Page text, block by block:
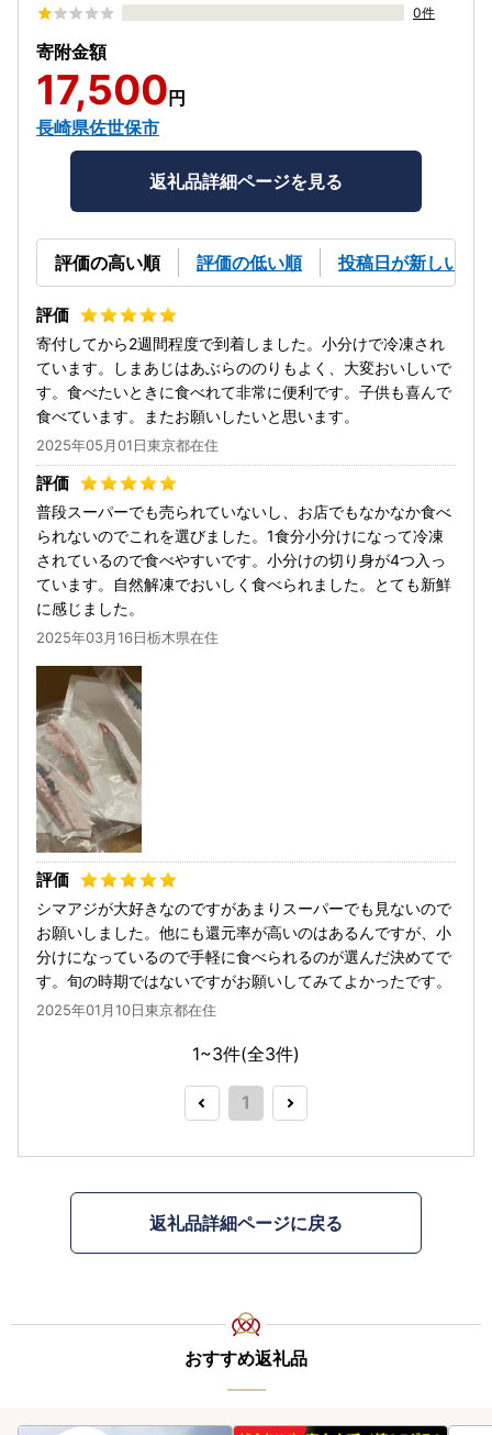
0件
寄附金額
17,500 円
長崎県佐世保市
返礼品詳細ページを見る
評価の高い順 評価の低い順 投稿日が新しい順
寄付してから2週間程度で到着しました。小分けで冷凍され
ています。しまあじはあぶらののりもよく、大変おいしいで
す。食べたいときに食べれて非常に便利です。子供も喜んで
食べています。またお願いしたいと思います。
2025年05月01日東京都在住
普段スーパーでも売られていないし、お店でもなかなか食べ
られないのでこれを選びました。1食分小分けになって冷凍
されているので食べやすいです。小分けの切り身が4つ入っ
ています。自然解凍でおいしく食べられました。とても新鮮
に感じました。
2025年03月16日栃木県在住
シマアジが大好きなのですがあまりスーパーでも見ないので
お願いしました。他にも還元率が高いのはあるんですが、小
分けになっているので手軽に食べられるのが選んだ決めてで
す。旬の時期ではないですがお願いしてみてよかったです。
2025年01月10日東京都在住
1~3件(全3件)
1
返礼品詳細ページに戻る
おすすめ返礼品